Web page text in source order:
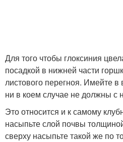
Для того чтобы глоксиния
посадкой в нижней части
листового перегноя. Имейте в
ни в коем случае не должны с
Это относится и к самому
насыпьте слой почвы
сверху насыпьте такой же по